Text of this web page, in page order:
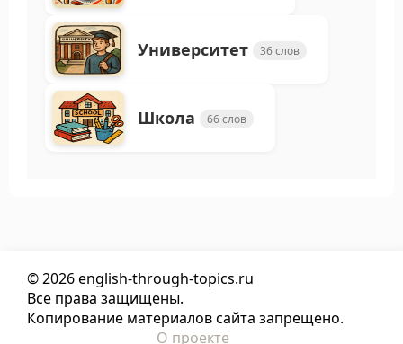
Университет 36 слов
Школа 66 слов
© 2026 english-through-topics.ru
Все права защищены.
Копирование материалов сайта запрещено.
О проекте